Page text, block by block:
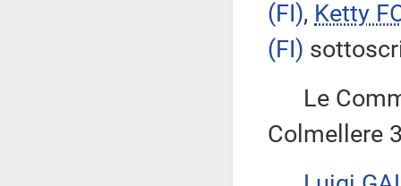
(FI), Ketty
(FI)
Le
Colmellere